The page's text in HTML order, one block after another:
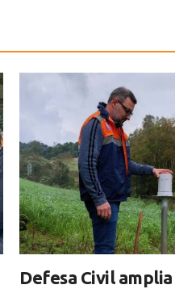
Defesa Civil amplia